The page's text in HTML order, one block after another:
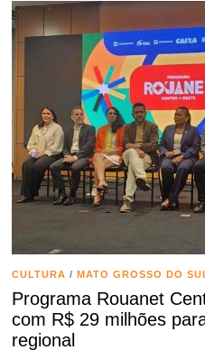
CULTURA / MATO GROSSO DO
Programa Rouanet
com R$ 29 milhões
regional